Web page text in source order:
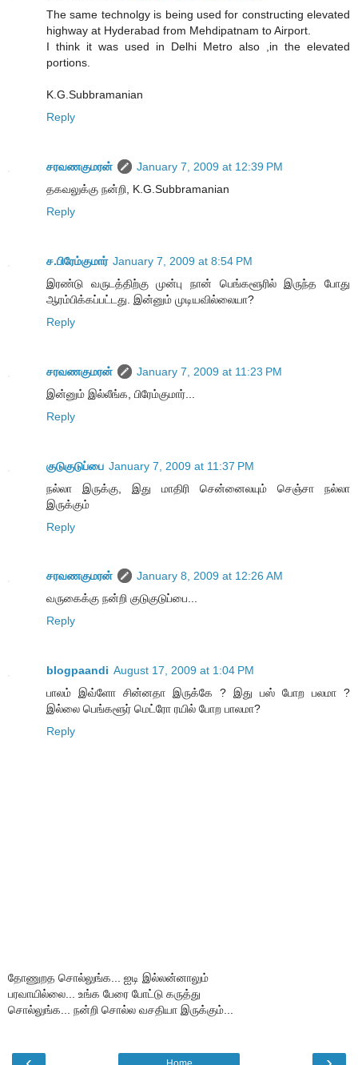
The same technolgy is being used for constructing elevated
highway at Hyderabad from Mehdipatnam to Airport.
I think it was used in Delhi Metro also ,in the elevated
portions.
K.G.Subbramanian
Reply
சரவணகுமரன்
January 7, 2009 at 12:39 PM
தகவலுக்கு நன்றி, K.G.Subbramanian
Reply
ச.பிரேம்குமார் January 7, 2009 at 8:54 PM
இரண்டு வருடத்திற்கு முன்பு நான் பெங்களூரில் இருந்த போது
ஆரம்பிக்கப்பட்டது. இன்னும் முடியவில்லையா?
Reply
சரவணகுமரன்
January 7, 2009 at 11:23 PM
இன்னும் இல்லீங்க, பிரேம்குமார்...
Reply
குடுகுடுப்பை January 7, 2009 at 11:37 PM
நல்லா இருக்கு, இது மாதிரி சென்னைலயும் செஞ்சா நல்லா
இருக்கும்
Reply
சரவணகுமரன்
January 8, 2009 at 12:26 AM
வருகைக்கு நன்றி குடுகுடுப்பை...
Reply
blogpaandi August 17, 2009 at 1:04 PM
பாலம் இவ்ளோ சின்னதா இருக்கே ? இது பஸ் போற பலமா ?
இல்லை பெங்களூர் மெட்ரோ ரயில் போற பாலமா?
Reply
தோணுறத சொல்லுங்க... ஐடி இல்லன்னாலும்
பரவாயில்லை... உங்க பேரை போட்டு கருத்து
சொல்லுங்க... நன்றி சொல்ல வசதியா இருக்கும்...